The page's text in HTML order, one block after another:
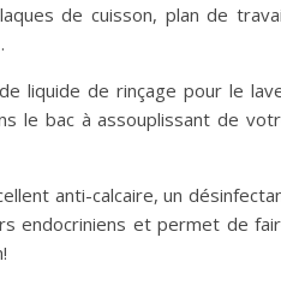
de cuisson, plan de
liquide de rinçage pour le
le bac à assouplissant de
anti-calcaire, un
endocriniens et permet de